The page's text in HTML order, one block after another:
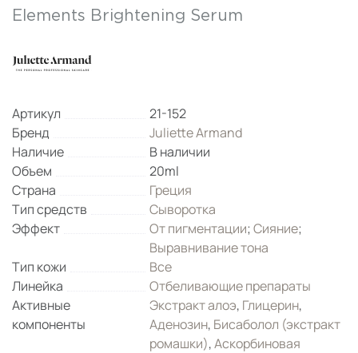
Elements Brightening Serum
Артикул
21-152
Бренд
Juliette Armand
Наличие
В наличии
Объем
20ml
Страна
Греция
Тип средств
Сыворотка
Эффект
От пигментации;Сияние;
Выравнивание тона
Тип кожи
Все
Линейка
Отбеливающие препараты
Активные
компоненты
Экстракт алоэ, Глицерин,
Аденозин, Бисаболол (экстракт
ромашки),Аскорбиновая